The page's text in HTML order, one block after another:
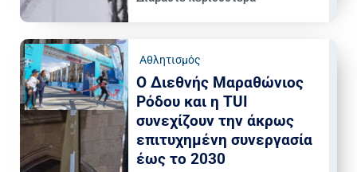
Αθλητισμός
Ο Διεθνής Μαραθώνιος
Ρόδου και η TUI
συνεχίζουν την άκρως
επιτυχημένη συνεργασία
έως το 2030